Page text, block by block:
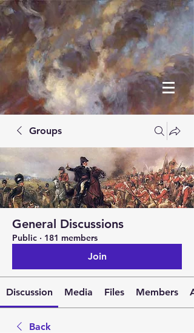
Groups
General Discussions
Public · 181 members
Join
Discussion Media Files Members
Back